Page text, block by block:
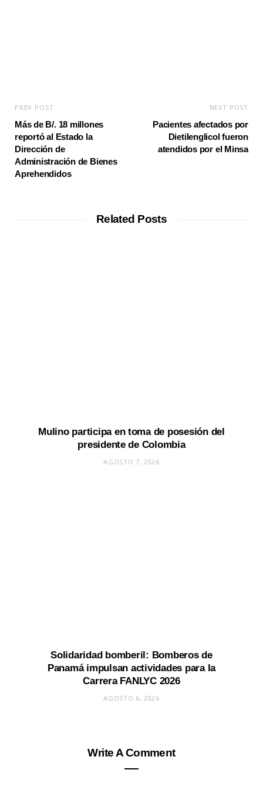
PREV POST
Más de B/. 18 millones
reportó al Estado la
Dirección de
Administración de Bienes
Aprehendidos
NEXT POST
Pacientes afectados por
Dietilenglicol fueron
atendidos por el Minsa
Related Posts
Mulino participa en toma de posesión del
presidente de Colombia
AGOSTO 7, 2026
Solidaridad bomberil: Bomberos de
Panamá impulsan actividades para la
Carrera FANLYC 2026
AGOSTO 6, 2026
Write A Comment